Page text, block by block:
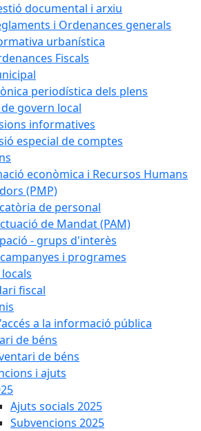
documental i arxiu
i Ordenances generals
urbanística
Fiscals
periodística dels plens
de govern local
informatives
especial de comptes
econòmica i Recursos Humans
(PMP)
de personal
de Mandat (PAM)
- grups d'interès
i programes
fiscal
a la informació pública
de béns
de béns
i ajuts
Ajuts socials 2025
Subvencions 2025